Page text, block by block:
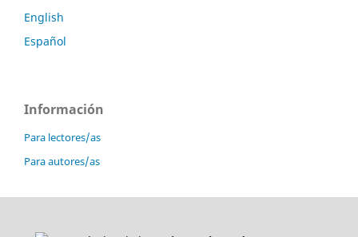
English
Español
Información
Para lectores/as
Para autores/as